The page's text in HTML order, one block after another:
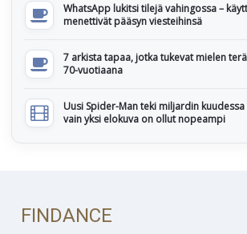
WhatsApp lukitsi tilejä vahingossa –
menettivät pääsyn viesteihinsä
7 arkista tapaa, jotka tukevat mielen
70-vuotiaana
Uusi Spider-Man teki miljardin kuudessa
vain yksi elokuva on ollut nopeampi
FINDANCE